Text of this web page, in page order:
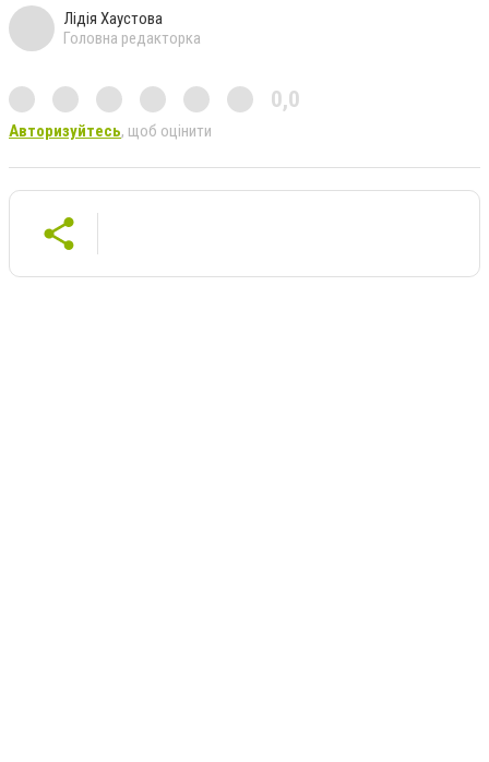
Лідія Хаустова
Головна редакторка
0,0
Авторизуйтесь, щоб оцінити